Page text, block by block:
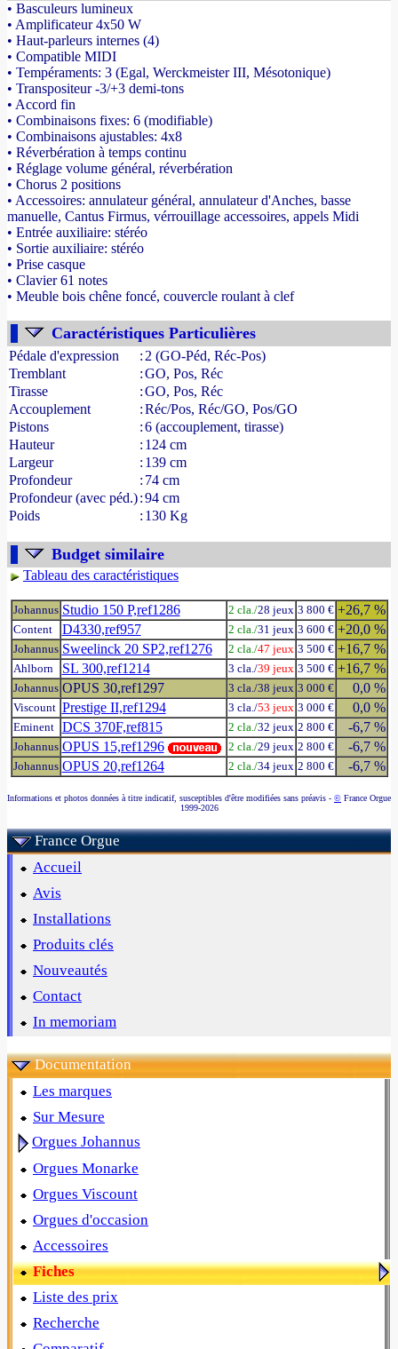
• Basculeurs lumineux
• Amplificateur 4x50 W
• Haut-parleurs internes (4)
• Compatible MIDI
• Tempéraments: 3 (Egal, Werckmeister III, Mésotonique)
• Transpositeur -3/+3 demi-tons
• Accord fin
• Combinaisons fixes: 6 (modifiable)
• Combinaisons ajustables: 4x8
• Réverbération à temps continu
• Réglage volume général, réverbération
• Chorus 2 positions
• Accessoires: annulateur général, annulateur d'Anches, basse
manuelle, Cantus Firmus, vérrouillage accessoires, appels Midi
• Entrée auxiliaire: stéréo
• Sortie auxiliaire: stéréo
• Prise casque
• Clavier 61 notes
• Meuble bois chêne foncé, couvercle roulant à clef
Caractéristiques Particulières
Pédale d'expression : 2 (GO-Péd, Réc-Pos)
Tremblant
:GO, Pos, Réc
Tirasse
:GO, Pos, Réc
Accouplement
:Réc/Pos, Réc/GO, Pos/GO
Pistons
:6 (accouplement, tirasse)
Hauteur
: 124 cm
Largeur
: 139 cm
Profondeur
: 74 cm
Profondeur (avec péd.):94 cm
Poids
: 130 Kg
Budget similaire
Tableau des caractéristiques
Johannus Studio 150 P,ref1286 2 cla./28 jeux 3 800 € +26,7 %
Content D4330,ref957 2 cla./31 jeux 3 600 € +20,0 %
Johannus Sweelinck 20 SP2,ref1276 2 cla./47 jeux 3 500 € +16,7 %
Ahlborn SL 300,ref1214 3 cla./39 jeux 3 500 € +16,7 %
Johannus OPUS 30,ref1297 3 cla./38 jeux 3 000 € 0,0 %
Viscount Prestige II,ref1294 3 cla./53 jeux 3 000 € 0,0 %
Eminent DCS 370F,ref815 2 cla./32 jeux 2 800 € -6,7 %
Johannus OPUS 15,ref1296 2 cla./29 jeux 2 800 € -6,7 %
Johannus OPUS 20,ref1264 2 cla./34 jeux 2 800 € -6,7 %
Informations et photos données à titre indicatif, susceptibles d'être modifiées sans préavis - © France Orgue
1999-2026
France Orgue
Accueil
Avis
Installations
Produits clés
Nouveautés
Contact
In memoriam
Documentation
Les marques
Sur Mesure
Orgues Johannus
Orgues Monarke
Orgues Viscount
Orgues d'occasion
Accessoires
Fiches
Liste des prix
Recherche